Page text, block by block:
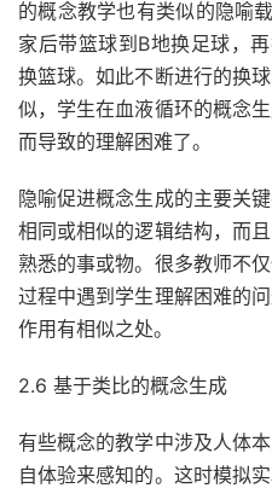
的概念教学也有类似的隐喻
家后带篮球到B地换足球，
换篮球。如此不断进行的换
似，学生在血液循环的概念
而导致的理解困难了。
隐喻促进概念生成的主要关
相同或相似的逻辑结构，而
熟悉的事或物。很多教师不
过程中遇到学生理解困难的
作用有相似之处。
2.6 基于类比的概念生成
有些概念的教学中涉及人体
自体验来感知的。这时模拟